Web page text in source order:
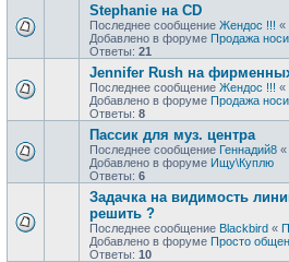
Stephanie на CD
Последнее сообщение Жендос !!! «
Добавлено в форуме Продажa
Ответы: 21
Jennifer Rush на
Последнее сообщение Жендос !!! «
Добавлено в форуме Продажa
Ответы: 8
Пассик для муз. центра
Последнее сообщение Геннадий8 «
Добавлено в форуме Ищу\Куплю
Ответы: 6
Задачка на видимость
решить ?
Последнее сообщение Blackbird «
Добавлено в форуме Просто
Ответы: 10